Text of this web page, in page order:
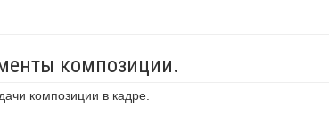
композиции.
композиции в кадре.